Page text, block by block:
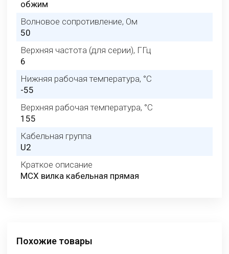
обжим
Волновое сопротивление, Ом
50
Верхняя частота (для серии), ГГц
6
Нижняя рабочая температура, °C
-55
Верхняя рабочая температура, °C
155
Кабельная группа
U2
Краткое описание
MCX вилка кабельная прямая
Похожие товары